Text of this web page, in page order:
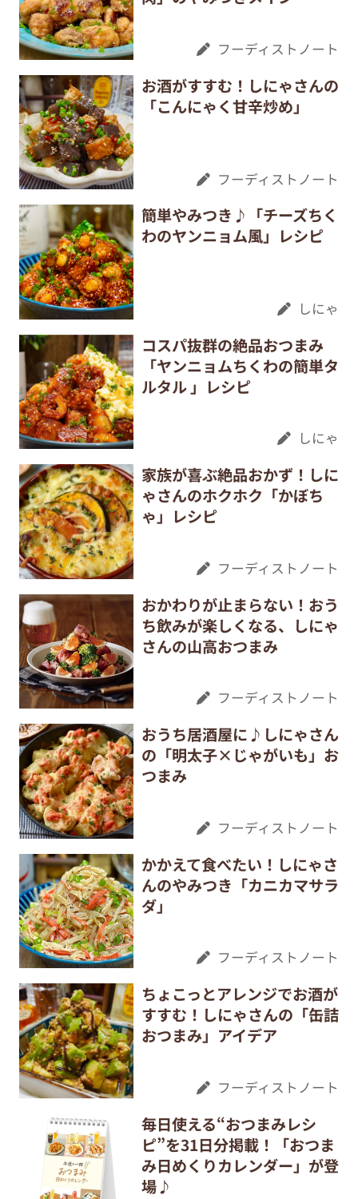
フーディストノート
お酒がすすむ！しにゃさんの
「こんにゃく甘辛炒め」
フーディストノート
簡単やみつき♪「チーズちく
わのヤンニョム風」レシピ
しにゃ
コスパ抜群の絶品おつまみ
「ヤンニョムちくわの簡単タ
ルタル 」レシピ
しにゃ
家族が喜ぶ絶品おかず！しに
ゃさんのホクホク「かぼち
ゃ」レシピ
フーディストノート
おかわりが止まらない！おう
ち飲みが楽しくなる、しにゃ
さんの山高おつまみ
フーディストノート
おうち居酒屋に♪しにゃさん
の「明太子×じゃがいも」お
つまみ
フーディストノート
かかえて食べたい！しにゃさ
んのやみつき「カニカマサラ
ダ」
フーディストノート
ちょこっとアレンジでお酒が
すすむ！しにゃさんの「缶詰
おつまみ」アイデア
フーディストノート
毎日使える“おつまみレシ
ピ”を31日分掲載！「おつま
み日めくりカレンダー」が登
場♪